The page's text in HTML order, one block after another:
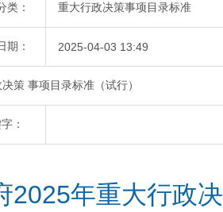
类： 重大行政决策事项目录标准
期： 2025-04-03 13:49
策 事项目录标准（试行）
：
2025年重大行政决